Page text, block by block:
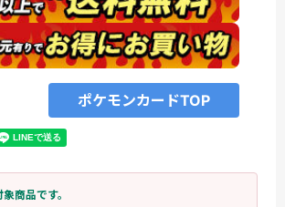
ポケモンカードTOP
商品です。